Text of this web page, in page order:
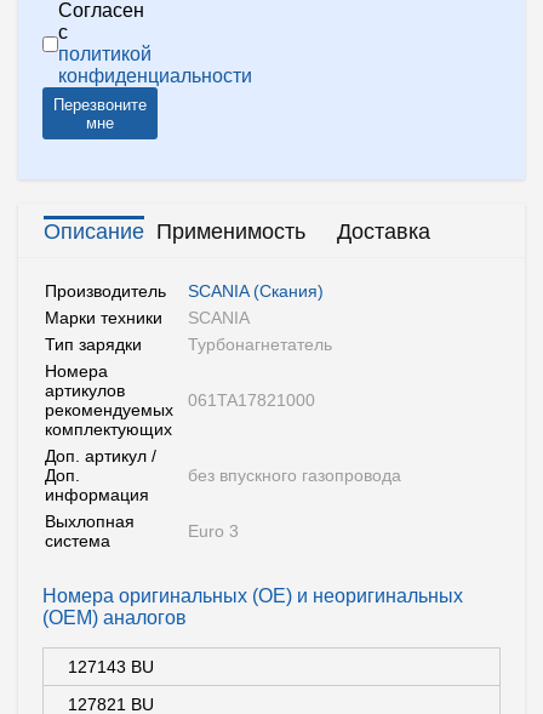
Согласен
с
политикой
конфиденциальности
Перезвоните
мне
Описание Применимость Доставка
Производитель
SCANIA (Скания)
Марки техники
SCANIA
Тип зарядки
Турбонагнетатель
Номера
артикулов
рекомендуемых
комплектующих
061TA17821000
Доп. артикул /
Доп.
информация
без впускного газопровода
Выхлопная
система
Euro 3
Номера оригинальных (OE) и неоригинальных
(OEM) аналогов
127143 BU
127821 BU